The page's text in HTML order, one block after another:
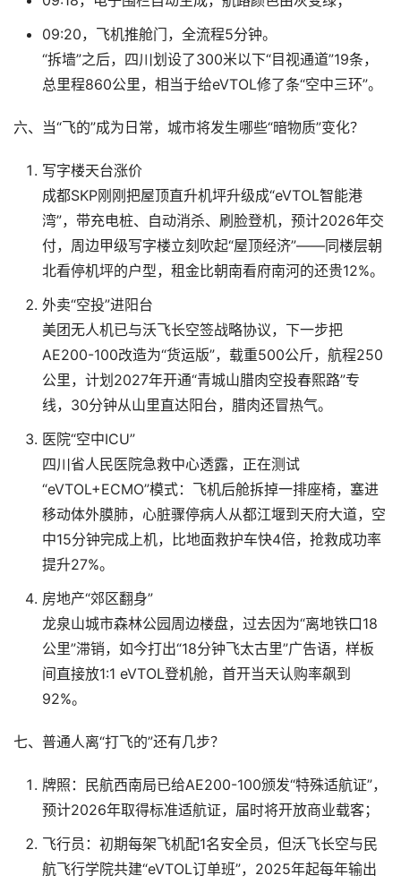
09:20，飞机推舱门，全流程5分钟。
“拆墙”之后，四川划设了300米以下“目视通道”19条，
总里程860公里，相当于给eVTOL修了条“空中三环”。
六、当“飞的”成为日常，城市将发生哪些“暗物质”变化？
写字楼天台涨价
成都SKP刚刚把屋顶直升机坪升级成“eVTOL智能港
湾”，带充电桩、自动消杀、刷脸登机，预计2026年交
付，周边甲级写字楼立刻吹起“屋顶经济”——同楼层朝
北看停机坪的户型，租金比朝南看府南河的还贵12%。
外卖“空投”进阳台
美团无人机已与沃飞长空签战略协议，下一步把
AE200-100改造为“货运版”，载重500公斤，航程250
公里，计划2027年开通“青城山腊肉空投春熙路”专
线，30分钟从山里直达阳台，腊肉还冒热气。
医院“空中ICU”
四川省人民医院急救中心透露，正在测试
“eVTOL+ECMO”模式：飞机后舱拆掉一排座椅，塞进
移动体外膜肺，心脏骤停病人从都江堰到天府大道，空
中15分钟完成上机，比地面救护车快4倍，抢救成功率
提升27%。
房地产“郊区翻身”
龙泉山城市森林公园周边楼盘，过去因为“离地铁口18
公里”滞销，如今打出“18分钟飞太古里”广告语，样板
间直接放1:1 eVTOL登机舱，首开当天认购率飙到
92%。
七、普通人离“打飞的”还有几步？
牌照：民航西南局已给AE200-100颁发“特殊适航证”，
预计2026年取得标准适航证，届时将开放商业载客；
飞行员：初期每架飞机配1名安全员，但沃飞长空与民
航飞行学院共建“eVTOL订单班”，2025年起每年输出